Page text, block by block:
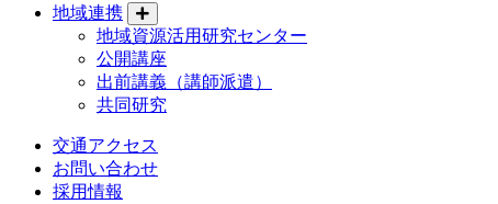
地域連携
地域資源活用研究センター
公開講座
出前講義（講師派遣）
共同研究
交通アクセス
お問い合わせ
採用情報